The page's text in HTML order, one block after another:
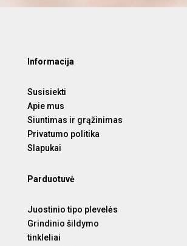
Informacija
Susisiekti
Apie mus
Siuntimas ir grąžinimas
Privatumo politika
Slapukai
Parduotuvė
Juostinio tipo plevelės
Grindinio šildymo
tinkleliai